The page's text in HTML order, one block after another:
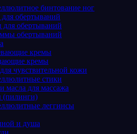
бинтование ног
обертываний
обертываний
обертываний
кремы
кремы
чувствительной кожи
стики
масла для массажа
(пилинги)
леггинсы
и душа